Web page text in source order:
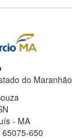
do Maranhão
- MA
650